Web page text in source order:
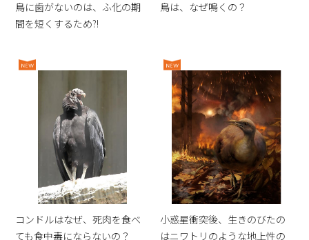
鳥に歯がないのは、ふ化の期
間を短くするため⁈
鳥は、なぜ鳴くの？
コンドルはなぜ、死肉を食べ
ても食中毒にならないの？
小惑星衝突後、生きのびたの
はニワトリのような地上性の